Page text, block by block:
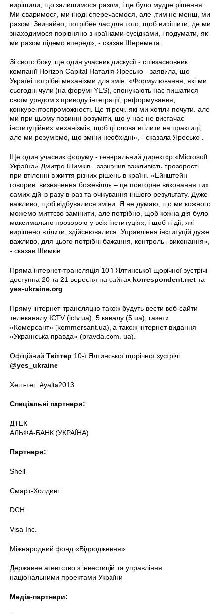
вирішили, що залишимося разом, і це було мудре рішення.
Ми сваримося, ми іноді сперечаємося, але ,тим не менш, ми
разом. Звичайно, потрібен час для того, щоб вирішити, де ми
знаходимося порівняно з країнами-сусідками, і подумати, як
ми разом підемо вперед», - сказав Шеремета.
Зі свого боку, ще один учасник дискусії - співзасновник
компанії Horizon Capital Наталія Яресько - заявила, що
Україні потрібні механізми для змін. «Формулювання, які ми
сьогодні чули (на форумі YES), спонукають нас пишатися
своїм урядом з приводу інтеграції, реформування,
конкурентоспроможності. Це ті речі, які ми хотіли почути, але
ми при цьому повинні розуміти, що у нас не вистачає
інституційних механізмів, щоб ці слова втілити на практиці,
але ми розуміємо, що зміни необхідні», - сказала Яресько .
Ще один учасник форуму - генеральний директор «Microsoft
Україна» Дмитро Шимків - зазначив важливість прозорості
при втіленні в життя різних рішень в країні. «Ейнштейн
говорив: визначення божевілля – це повторне виконання тих
самих дій із разу в раз та очікування іншого результату. Дуже
важливо, щоб відбувалися зміни. Я не думаю, що ми кожного
можемо миттєво замінити, але потрібно, щоб кожна дія було
максимально прозорою у всіх інституціях, і щоб ті дії, які
вирішено втілити, здійснювалися. Управління інституцій дуже
важливо, для цього потрібні бажання, контроль і виконання»,
- сказав Шимків.
Пряма інтернет-трансляція 10-ї Ялтинської щорічної зустрічі
доступна 20 та 21 вересня на сайтах korrespondent.net та
yes-ukraine.org
Пряму інтернет-трансляцію також будуть вести веб-сайти
телеканалу ICTV (ictv.ua), 5 каналу (5.ua), газети
«Комерсант» (kommersant.ua), а також інтернет-видання
«Українська правда» (pravda.com. ua).
Офіційний Твіттер 10-ї Ялтинської щорічної зустрічі:
@yes_ukraine
Хеш-тег: #yalta2013
Спеціальні партнери:
ДТЕК
АЛЬФА-БАНК (УКРАЇНА)
Партнери:
Shell
Смарт-Холдинг
DCH
Visa Inc.
Міжнародний фонд «Відродження»
Державне агентство з інвестицій та управління
національними проектами України
Медіа-партнери: